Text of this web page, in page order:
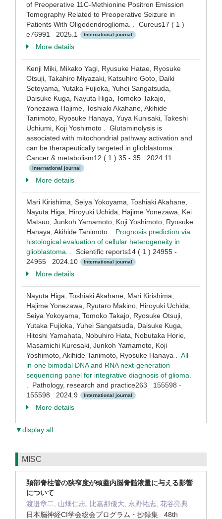
of Preoperative 11C-Methionine Positron Emission
Tomography Related to Preoperative Seizure in
Patients With Oligodendroglioma. . Cureus17 ( 1 )
e76991 2025.1
International journal
More details
Kenji Miki, Mikako Yagi, Ryusuke Hatae, Ryosuke
Otsuji, Takahiro Miyazaki, Katsuhiro Goto, Daiki
Setoyama, Yutaka Fujioka, Yuhei Sangatsuda,
Daisuke Kuga, Nayuta Higa, Tomoko Takajo,
Yonezawa Hajime, Toshiaki Akahane, Akihide
Tanimoto, Ryosuke Hanaya, Yuya Kunisaki, Takeshi
Uchiumi, Koji Yoshimoto . Glutaminolysis is
associated with mitochondrial pathway activation and
can be therapeutically targeted in glioblastoma. .
Cancer & metabolism12 ( 1 ) 35 - 35 2024.11
International journal
More details
Mari Kirishima, Seiya Yokoyama, Toshiaki Akahane,
Nayuta Higa, Hiroyuki Uchida, Hajime Yonezawa, Kei
Matsuo, Junkoh Yamamoto, Koji Yoshimoto, Ryosuke
Hanaya, Akihide Tanimoto . Prognosis prediction via
histological evaluation of cellular heterogeneity in
glioblastoma.
. Scientific reports14 ( 1 ) 24955 -
24955 2024.10
International journal
More details
Nayuta Higa, Toshiaki Akahane, Mari Kirishima,
Hajime Yonezawa, Ryutaro Makino, Hiroyuki Uchida,
Seiya Yokoyama, Tomoko Takajo, Ryosuke Otsuji,
Yutaka Fujioka, Yuhei Sangatsuda, Daisuke Kuga,
Hitoshi Yamahata, Nobuhiro Hata, Nobutaka Horie,
Masamichi Kurosaki, Junkoh Yamamoto, Koji
Yoshimoto, Akihide Tanimoto, Ryosuke Hanaya . All-
in-one bimodal DNA and RNA next-generation
sequencing panel for integrative diagnosis of glioma.
. Pathology, research and practice263 155598 -
155598 2024.9
International journal
More details
▼display all
MISC
頚部脊柱管の狭窄度が頭蓋内脳脊髄液量に与える影響
について
渡邉章二, 山畑仁志, 比嘉那優大, 永野祐志, 花谷亮典
日本脳神経CI学会総会プログラム・抄録集 48th